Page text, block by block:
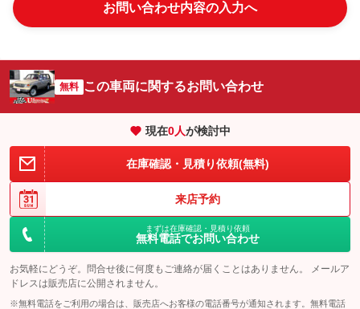
お問い合わせ内容の入力へ
無料 この車両に関するお問い合わせ
現在0人が検討中
在庫確認・見積り依頼(無料)
来店予約
まずは在庫確認・見積り依頼
無料電話でお問い合わせ
お気軽にどうぞ。問合せ後に何度もご連絡が届くことはありません。 メールア
ドレスは販売店に公開されません。
※無料電話をご利用の場合は、販売店へお客様の電話番号が通知されます。無料電話